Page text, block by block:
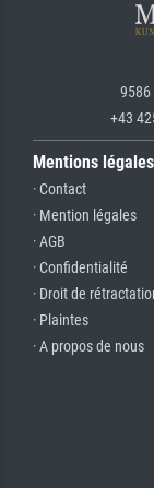
9586
+43
Mentions
· Contact
· Mention légales
· AGB
· Confidentialité
· Droit de
· Plaintes
· A propos de nous